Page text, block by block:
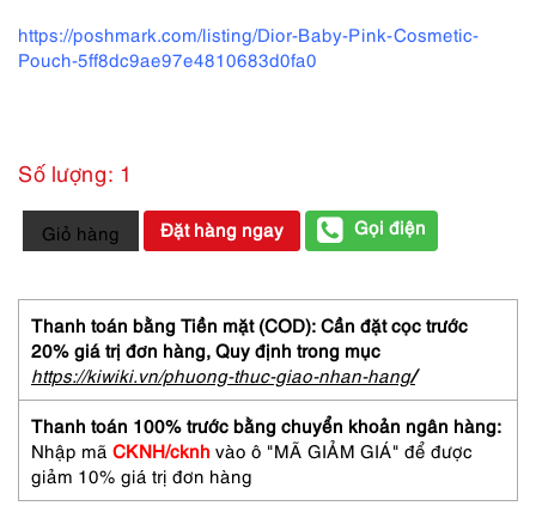
https://poshmark.com/listing/Dior-Baby-Pink-Cosmetic-
Pouch-5ff8dc9ae97e4810683d0fa0
Số lượng: 1
4418-
Túi
tay-
DIOR
Baby
Pink
Cosmetic
Bag-
Gần
như
mới
Giỏ hàng Đặt hàng ngay Gọi điện
Thanh toán bằng Tiền mặt (COD): Cần đặt cọc trước
20% giá trị đơn hàng, Quy định trong mục
https://kiwiki.vn/phuong-thuc-giao-nhan-hang/
Thanh toán 100% trước bằng chuyển khoản ngân hàng:
Nhập mã CKNH/cknh vào ô "MÃ GIẢM GIÁ" để được
giảm 10% giá trị đơn hàng